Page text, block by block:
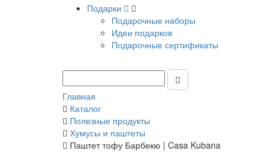
Подарки
Подарочные наборы
Идеи подарков
Подарочные сертификаты
Главная
Каталог
Полезные продукты
Хумусы и паштеты
Паштет тофу Барбекю | Casa Kubana